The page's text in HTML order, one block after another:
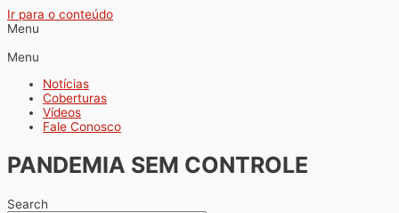
Ir para o conteúdo
Menu
Menu
Notícias
Coberturas
Vídeos
Fale Conosco
PANDEMIA SEM CONTROLE
Search